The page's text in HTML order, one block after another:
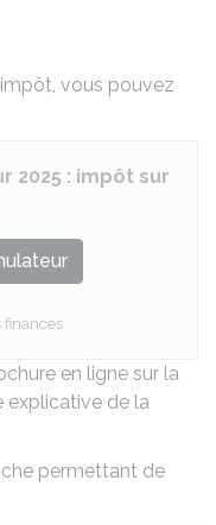
vous pouvez
2025 : impôt sur
finances
en ligne sur la
explicative de la
permettant de